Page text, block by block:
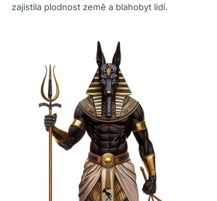
zajistila plodnost země a blahobyt lidí.